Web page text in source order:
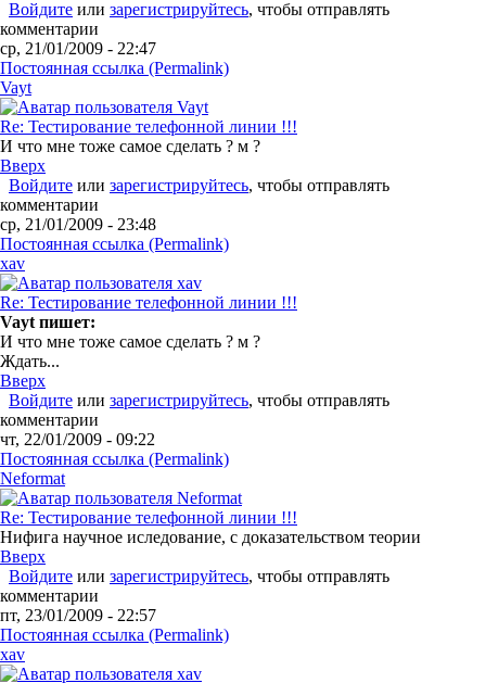
Войдите или зарегистрируйтесь, чтобы отправлять
комментарии
ср, 21/01/2009 - 22:47
Постоянная ссылка (Permalink)
Vayt
Re: Тестирование телефонной линии !!!
И что мне тоже самое сделать ? м ?
Вверх
Войдите или зарегистрируйтесь, чтобы отправлять
комментарии
ср, 21/01/2009 - 23:48
Постоянная ссылка (Permalink)
xav
Re: Тестирование телефонной линии !!!
Vayt пишет:
И что мне тоже самое сделать ? м ?
Ждать...
Вверх
Войдите или зарегистрируйтесь, чтобы отправлять
комментарии
чт, 22/01/2009 - 09:22
Постоянная ссылка (Permalink)
Neformat
Re: Тестирование телефонной линии !!!
Нифига научное иследование, с доказательством теории
Вверх
Войдите или зарегистрируйтесь, чтобы отправлять
комментарии
пт, 23/01/2009 - 22:57
Постоянная ссылка (Permalink)
xav